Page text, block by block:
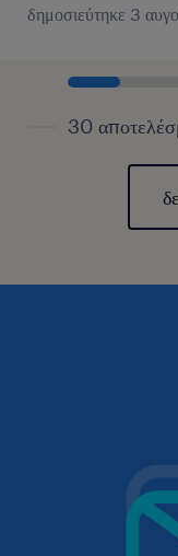
δημοσιεύτηκε 3
30